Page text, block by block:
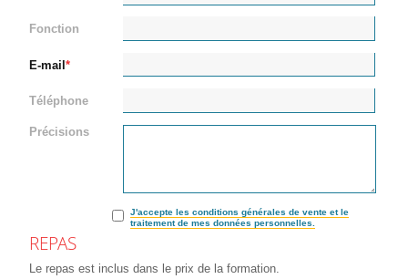
Fonction
E-mail
Téléphone
Précisions
J'accepte les conditions générales de vente et le
traitement de mes données personnelles.
REPAS
Le repas est inclus dans le prix de la formation.